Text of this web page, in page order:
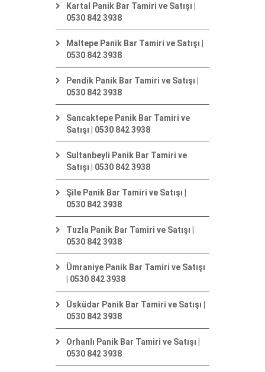
Kartal Panik Bar Tamiri ve Satışı |
0530 842 3938
Maltepe Panik Bar Tamiri ve Satışı |
0530 842 3938
Pendik Panik Bar Tamiri ve Satışı |
0530 842 3938
Sancaktepe Panik Bar Tamiri ve
Satışı | 0530 842 3938
Sultanbeyli Panik Bar Tamiri ve
Satışı | 0530 842 3938
Şile Panik Bar Tamiri ve Satışı |
0530 842 3938
Tuzla Panik Bar Tamiri ve Satışı |
0530 842 3938
Ümraniye Panik Bar Tamiri ve Satışı
| 0530 842 3938
Üsküdar Panik Bar Tamiri ve Satışı |
0530 842 3938
Orhanlı Panik Bar Tamiri ve Satışı |
0530 842 3938